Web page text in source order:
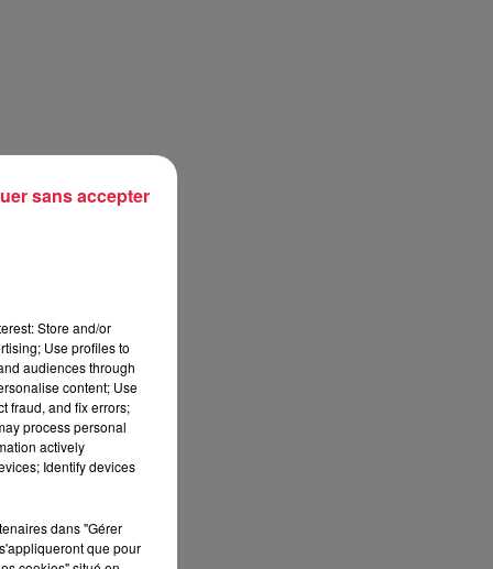
Store and/or
Use profiles to
audiences through
content; Use
fraud, and fix errors;
process personal
actively
Identify devices
dans "Gérer
que pour
sans accepter